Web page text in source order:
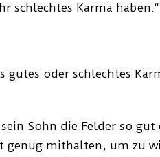
schlechtes Karma haben.“
gutes oder schlechtes
Sohn die Felder so gut
mithalten, um zu